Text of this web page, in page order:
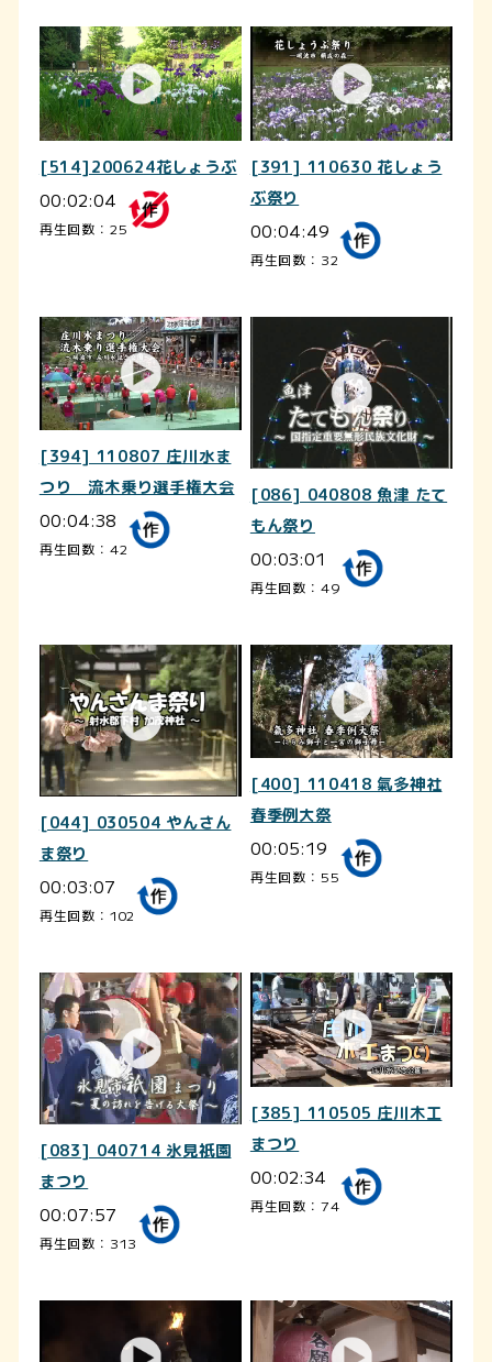
[514]200624花しょうぶ
00:02:04
再生回数：25
[391] 110630 花しょう
ぶ祭り
00:04:49
再生回数：32
[394] 110807 庄川水ま
つり 流木乗り選手権大会
00:04:38
再生回数：42
[086] 040808 魚津 たて
もん祭り
00:03:01
再生回数：49
[044] 030504 やんさん
ま祭り
00:03:07
再生回数：102
[400] 110418 氣多神社
春季例大祭
00:05:19
再生回数：55
[083] 040714 氷見祇園
まつり
00:07:57
再生回数：313
[385] 110505 庄川木工
まつり
00:02:34
再生回数：74